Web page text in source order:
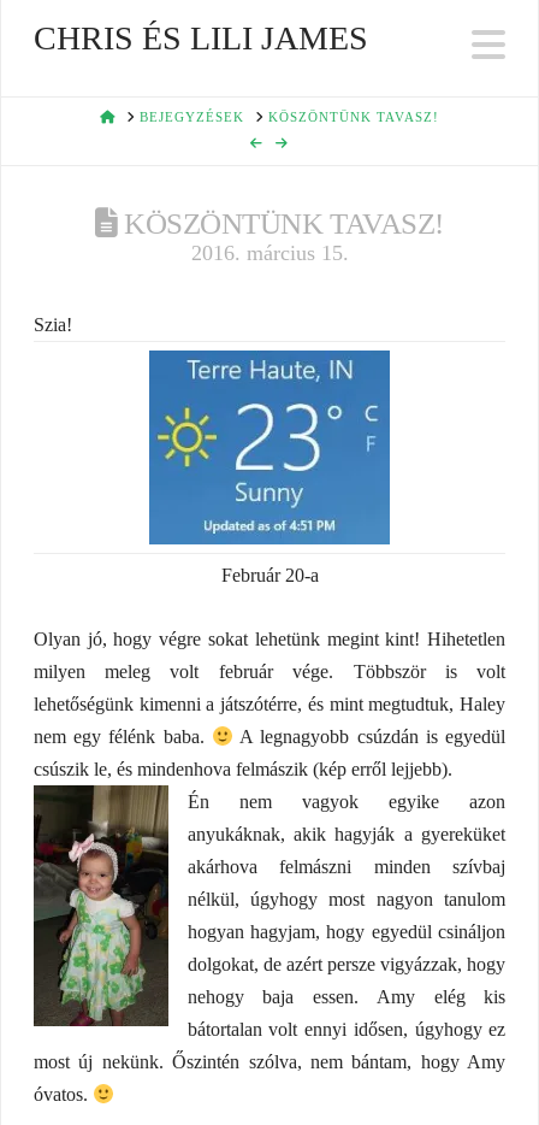
CHRIS ÉS LILI JAMES
HOMEBEJEGYZÉSEK KÖSZÖNTÜNK TAVASZ!
KÖSZÖNTÜNK TAVASZ!
2016. március 15.
Szia!
Február 20-a
Olyan jó, hogy végre sokat lehetünk megint kint! Hihetetlen
milyen meleg volt február vége. Többször is volt
lehetőségünk kimenni a játszótérre, és mint megtudtuk, Haley
nem egy félénk baba.
A legnagyobb csúzdán is egyedül
csúszik le, és mindenhova felmászik (kép erről lejjebb).
Én nem vagyok egyike azon
anyukáknak, akik hagyják a gyereküket
akárhova felmászni minden szívbaj
nélkül, úgyhogy most nagyon tanulom
hogyan hagyjam, hogy egyedül csináljon
dolgokat, de azért persze vigyázzak, hogy
nehogy baja essen. Amy elég kis
bátortalan volt ennyi idősen, úgyhogy ez
most új nekünk. Őszintén szólva, nem bántam, hogy Amy
óvatos.